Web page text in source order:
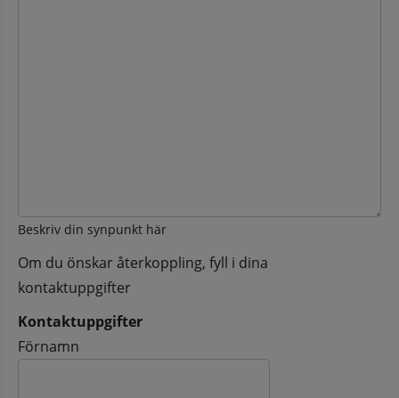
Beskriv din synpunkt här
Om du önskar återkoppling, fyll i dina
kontaktuppgifter
Kontaktuppgifter
Kontaktuppgifter
Förnamn